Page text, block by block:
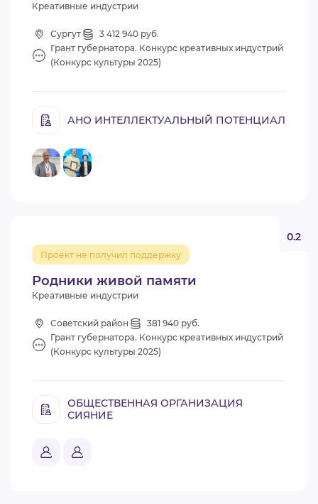
Креативные индустрии
Сургут
3 412 940 руб.
Грант губернатора. Конкурс креативных индустрий
(Конкурс культуры 2025)
АНО ИНТЕЛЛЕКТУАЛЬНЫЙ ПОТЕНЦИАЛ
Родники живой памяти
Проект не получил поддержку
0.2
Креативные индустрии
Советский район
381 940 руб.
Грант губернатора. Конкурс креативных индустрий
(Конкурс культуры 2025)
ОБЩЕСТВЕННАЯ ОРГАНИЗАЦИЯ
СИЯНИЕ